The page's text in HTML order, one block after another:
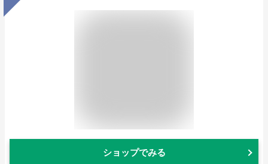
ショップでみる